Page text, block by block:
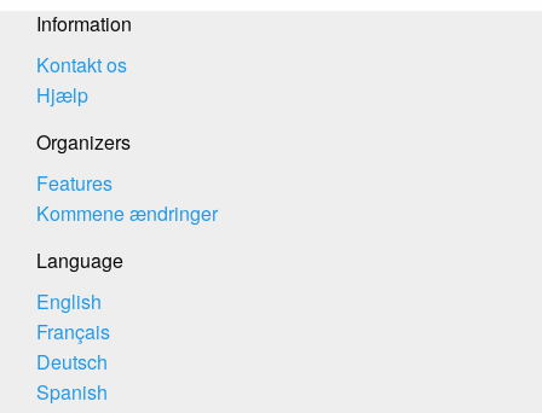
Information
Kontakt os
Hjælp
Organizers
Features
Kommene ændringer
Language
English
Français
Deutsch
Spanish